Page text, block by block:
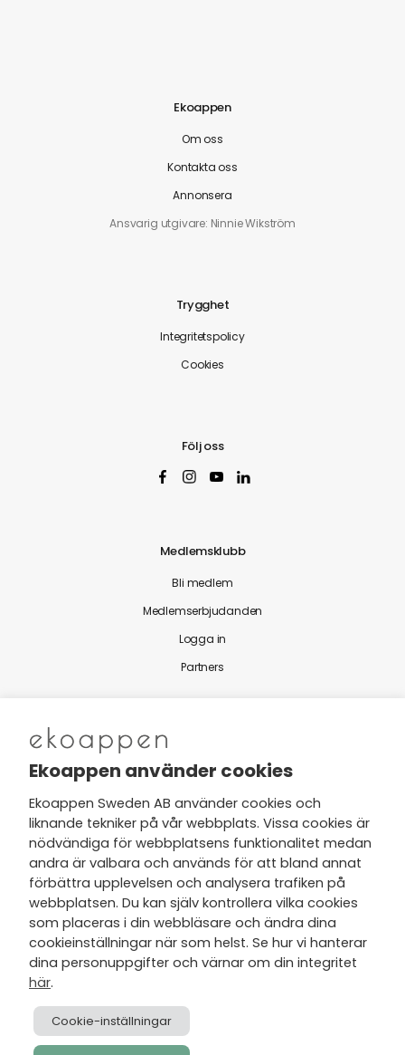
Ekoappen
Om oss
Kontakta oss
Annonsera
Ansvarig utgivare: Ninnie Wikström
Trygghet
Integritetspolicy
Cookies
Följ oss
Medlemsklubb
Bli medlem
Medlemserbjudanden
Logga in
Partners
Nytt från Ekoappen
Jag har tagit del av Ekoappens
personuppgifts- och
integritetspolicyoch tar gärna del
av nyheter, hälsotips och exklusiva
erbjudanden via min e-post.
Ekoappen använder cookies
Ekoappen Sweden AB använder cookies och
liknande tekniker på vår webbplats. Vissa cookies är
nödvändiga för webbplatsens funktionalitet medan
andra är valbara och används för att bland annat
förbättra upplevelsen och analysera trafiken på
webbplatsen. Du kan själv kontrollera vilka cookies
som placeras i din webbläsare och ändra dina
cookieinställningar när som helst. Se hur vi hanterar
dina personuppgifter och värnar om din integritet
här.
Cookie-inställningar